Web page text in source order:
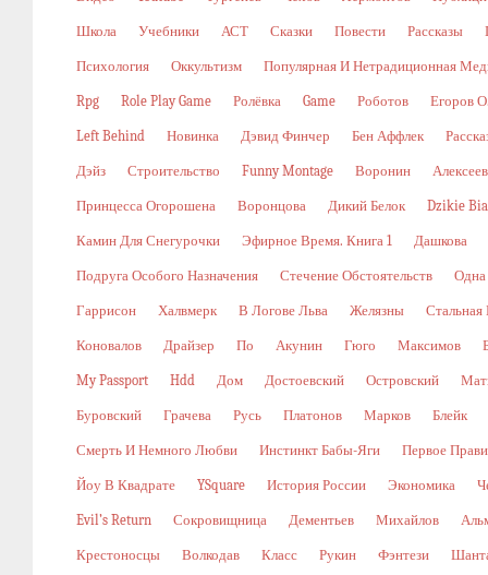
Школа Учебники АСТ Сказки Повести Рассказы
Психология Оккультизм Популярная И Нетрадиционная
Rpg Role Play Game Ролёвка Game Роботов Егоров
Left Behind Новинка Дэвид Финчер Бен Аффлек
Дэйз Строительство Funny Montage Воронин Алексеев
Принцесса Огорошена Воронцова Дикий Белок Dzikie
Камин Для Снегурочки Эфирное Время. Книга 1 Дашкова
Подруга Особого Назначения Стечение Обстоятельств Одна
Гаррисон Халвмерк В Логове Льва Желязны
Коновалов Драйзер По Акунин Гюго Максимов
My Passport Hdd Дом Достоевский Островский
Буровский Грачева Русь Платонов Марков Блейк
Смерть И Немного Любви Инстинкт Бабы-Яги Первое
Йоу В Квадрате YSquare История России Экономика
Evil’s Return Сокровищница Дементьев Михайлов
Крестоносцы Волкодав Класс Рукин Фэнтези